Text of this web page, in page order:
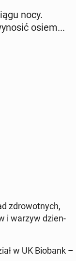
nocy.
osiem...
zdro­wot­nych,
i warzyw dzien­
w UK Biobank –